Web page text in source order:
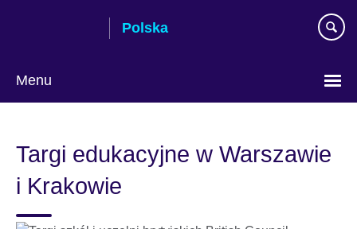
Polska
Menu
Targi edukacyjne w Warszawie
i Krakowie